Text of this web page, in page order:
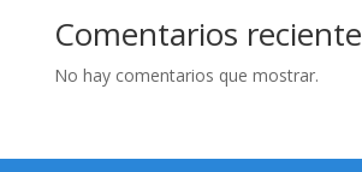
Comentarios
No hay comentarios que mostrar.